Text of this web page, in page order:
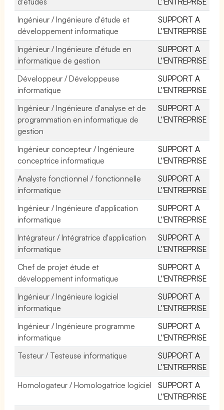
Ingénieur / Ingénieure d'étude et
développement informatique
SUPPORT A
L''ENTREPRISE
Ingénieur / Ingénieure d'étude en
informatique de gestion
SUPPORT A
L''ENTREPRISE
Développeur / Développeuse
informatique
SUPPORT A
L''ENTREPRISE
Ingénieur / Ingénieure d'analyse et de
programmation en informatique de
gestion
SUPPORT A
L''ENTREPRISE
Ingénieur concepteur / Ingénieure
conceptrice informatique
SUPPORT A
L''ENTREPRISE
Analyste fonctionnel / fonctionnelle
informatique
SUPPORT A
L''ENTREPRISE
Ingénieur / Ingénieure d'application
informatique
SUPPORT A
L''ENTREPRISE
Intégrateur / Intégratrice d'application
informatique
SUPPORT A
L''ENTREPRISE
Chef de projet étude et
développement informatique
SUPPORT A
L''ENTREPRISE
Ingénieur / Ingénieure logiciel
informatique
SUPPORT A
L''ENTREPRISE
Ingénieur / Ingénieure programme
informatique
SUPPORT A
L''ENTREPRISE
Testeur / Testeuse informatique
SUPPORT A
L''ENTREPRISE
Homologateur / Homologatrice logiciel
SUPPORT A
L''ENTREPRISE